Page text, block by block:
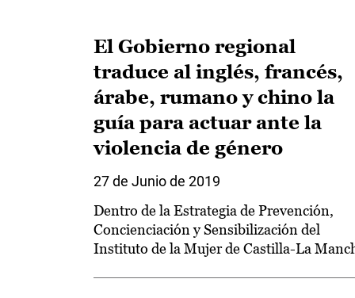
El Gobierno regional
traduce al inglés, francés,
árabe, rumano y chino la
guía para actuar ante la
violencia de género
27 de Junio de 2019
Dentro de la Estrategia de Prevención,
Concienciación y Sensibilización del
Instituto de la Mujer de Castilla-La